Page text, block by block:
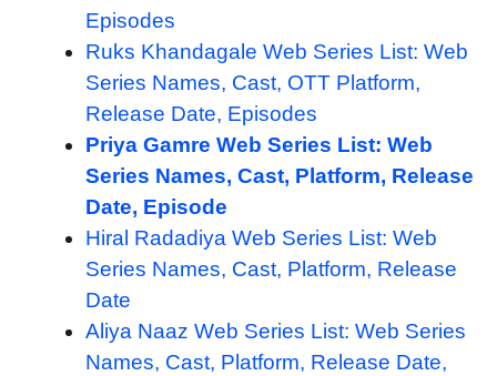
Episodes
Ruks Khandagale Web Series List: Web
Series Names, Cast, OTT Platform,
Release Date, Episodes
Priya Gamre Web Series List: Web
Series Names, Cast, Platform, Release
Date, Episode
Hiral Radadiya Web Series List: Web
Series Names, Cast, Platform, Release
Date
Aliya Naaz Web Series List: Web Series
Names, Cast, Platform, Release Date,